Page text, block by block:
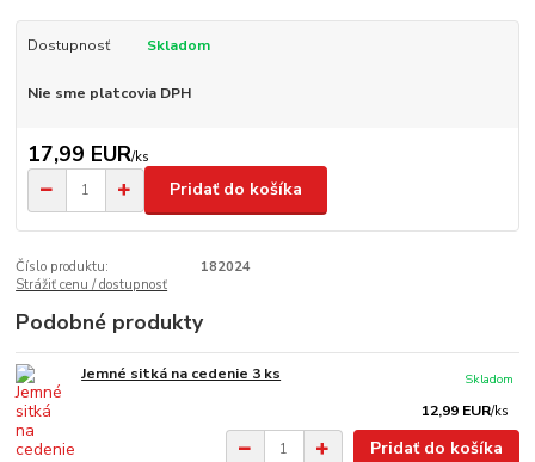
Dostupnosť Skladom
Nie sme platcovia DPH
17,99 EUR/ks
Pridať do košíka
Číslo produktu:
182024
Strážiť cenu / dostupnosť
Podobné produkty
Jemné sitká na cedenie 3 ks
12,99 EUR/ks
Skladom
Pridať do košíka